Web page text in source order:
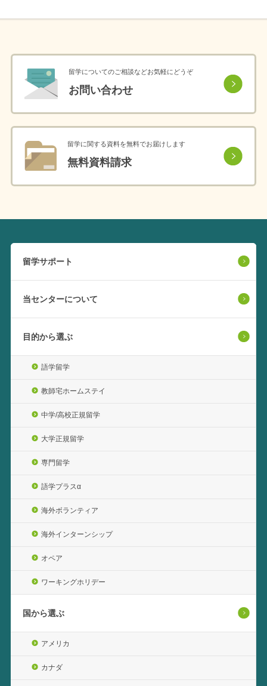
留学についてのご相談などお気軽にどうぞ
お問い合わせ
留学に関する資料を無料でお届けします
無料資料請求
留学サポート
当センターについて
目的から選ぶ
語学留学
教師宅ホームステイ
中学/高校正規留学
大学正規留学
専門留学
語学プラスα
海外ボランティア
海外インターンシップ
オペア
ワーキングホリデー
国から選ぶ
アメリカ
カナダ